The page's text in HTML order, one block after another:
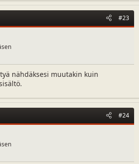
#23
nähdäksesi muutakin kuin
#24